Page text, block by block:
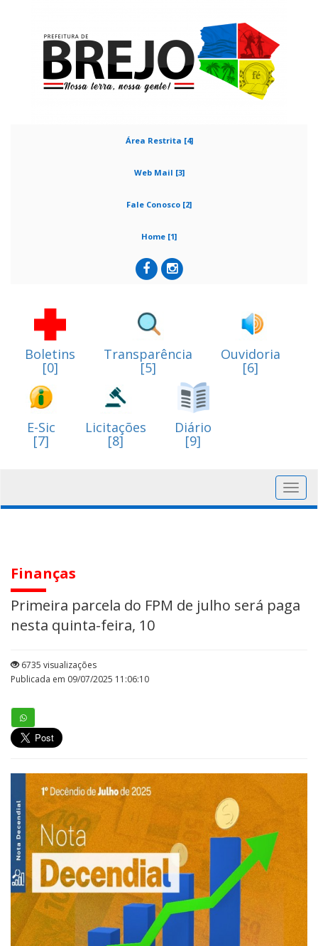
Área Restrita [4]
Web Mail [3]
Fale Conosco [2]
Home [1]
Boletins
[0]
Transparência
[5]
Ouvidoria
[6]
E-Sic
[7]
Licitações
[8]
Diário
[9]
Finanças
Primeira parcela do FPM de julho será paga
nesta quinta-feira, 10
6735 visualizações
Publicada em 09/07/2025 11:06:10